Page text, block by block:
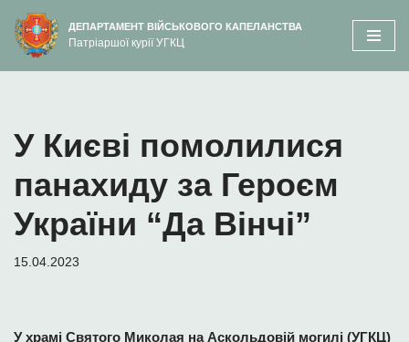
вмісту
Перейти
до
ДЕПАРТАМЕНТ ВІЙСЬКОВОГО КАПЕЛАНСТВА
Патріаршої курії УГКЦ
У Києві помолилися
панахиду за Героєм
України “Да Вінчі”
15.04.2023
У храмі Святого Миколая на Аскольдовій могилі (УГКЦ)